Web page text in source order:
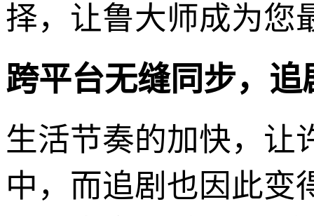
择，让鲁大师成为您
跨平台无缝同步，追
生活节奏的加快，让
中，而追剧也因此变